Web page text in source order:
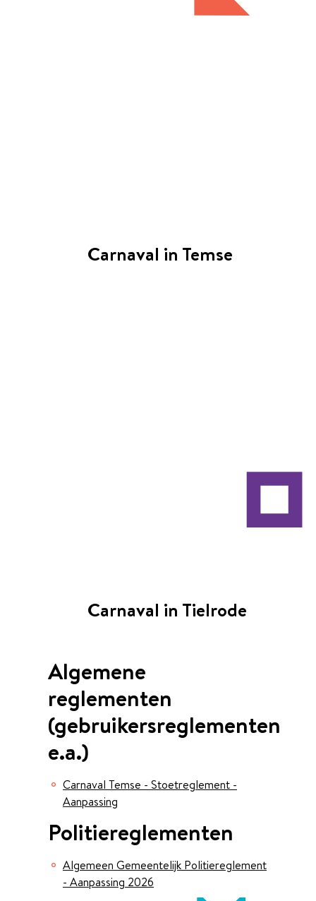
Carnaval in Temse
Carnaval in Tielrode
Algemene
reglementen
(gebruikersreglementen
e.a.)
Carnaval Temse - Stoetreglement -
Aanpassing
Politiereglementen
Algemeen Gemeentelijk Politiereglement
- Aanpassing 2026